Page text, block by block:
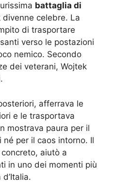
battaglia di
divenne celebre. La
di trasportare
verso le postazioni
nemico. Secondo
dei veterani, Wojtek
afferrava le
e le trasportava
mostrava paura per il
per il caos intorno. Il
aiutò a
in uno dei momenti più